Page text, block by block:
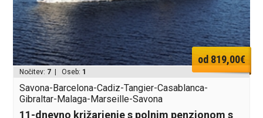
od 819,00€
Nočitev: 7 | Oseb: 1
Savona-Barcelona-Cadiz-Tangier-Casablanca-
Gibraltar-Malaga-Marseille-Savona
11-dnevno križarjenje s polnim penzionom s